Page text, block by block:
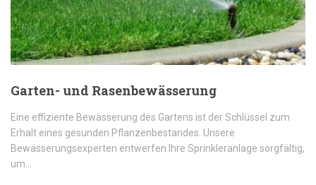
Garten- und Rasenbewässerung
Eine effiziente Bewässerung des Gartens ist der Schlüssel zum
Erhalt eines gesunden Pflanzenbestandes. Unsere
Bewässerungsexperten entwerfen Ihre Sprinkleranlage sorgfältig,
um…